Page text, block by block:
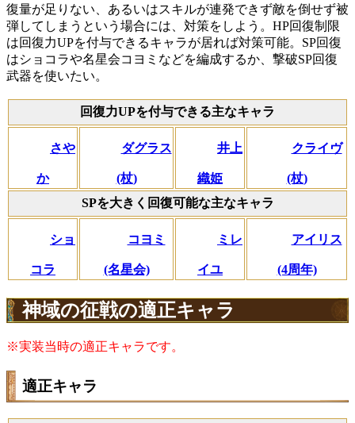
復量が足りない、あるいはスキルが連発できず敵を倒せず被
弾してしまうという場合には、対策をしよう。HP回復制限
は回復力UPを付与できるキャラが居れば対策可能。SP回復
はショコラや名星会コヨミなどを編成するか、撃破SP回復
武器を使いたい。
回復力UPを付与できる主なキャラ
さや
か
ダグラス
(杖)
井上
織姫
クライヴ
(杖)
SPを大きく回復可能な主なキャラ
ショ
コラ
コヨミ
(名星会)
ミレ
イユ
アイリス
(4周年)
神域の征戦の適正キャラ
※実装当時の適正キャラです。
適正キャラ